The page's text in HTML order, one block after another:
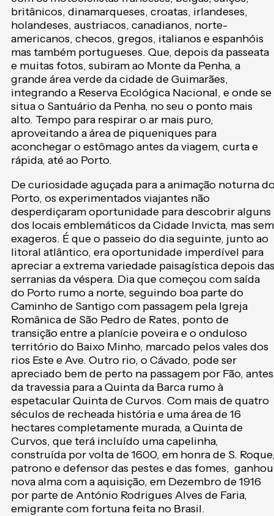
britânicos, dinamarqueses, croatas, irlandeses,
holandeses, austriacos, canadianos, norte-
americanos, checos, gregos, italianos e espanhóis
mas também portugueses. Que, depois da passeata
e muitas fotos, subiram ao Monte da Penha, a
grande área verde da cidade de Guimarães,
integrando a Reserva Ecológica Nacional, e onde se
situa o Santuário da Penha, no seu o ponto mais
alto. Tempo para respirar o ar mais puro,
aproveitando a área de piqueniques para
aconchegar o estômago antes da viagem, curta e
rápida, até ao Porto.
De curiosidade aguçada para a animação noturna
Porto, os experimentados viajantes não
desperdiçaram oportunidade para descobrir alguns
dos locais emblemáticos da Cidade Invicta, mas sem
exageros. É que o passeio do dia seguinte, junto ao
litoral atlântico, era oportunidade imperdível para
apreciar a extrema variedade paisagística depois das
serranias da véspera. Dia que começou com saída
do Porto rumo a norte, seguindo boa parte do
Caminho de Santigo com passagem pela Igreja
Românica de São Pedro de Rates, ponto de
transição entre a planície poveira e o onduloso
território do Baixo Minho, marcado pelos vales dos
rios Este e Ave. Outro rio, o Cávado, pode ser
apreciado bem de perto na passagem por Fão, antes
da travessia para a Quinta da Barca rumo à
espetacular Quinta de Curvos. Com mais de quatro
séculos de recheada história e uma área de 16
hectares completamente murada, a Quinta de
Curvos, que terá incluído uma capelinha,
construída por volta de 1600, em honra de S.
patrono e defensor das pestes e das fomes, ganhou
nova alma com a aquisição, em Dezembro de 1916
por parte de António Rodrigues Alves de Faria,
emigrante com fortuna feita no Brasil.